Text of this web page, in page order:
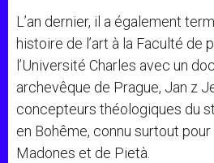
L’an dernier, il a également
histoire de l’art à la Faculté de
l’Université Charles avec un
archevêque de Prague, Jan z
concepteurs théologiques du
en Bohême, connu surtout
Madones et de Pietà.